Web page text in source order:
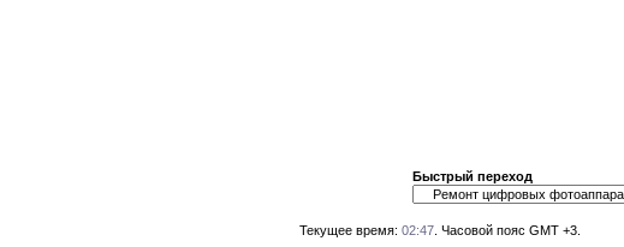
Быстрый переход
Текущее время: 02:47 . Часовой пояс GMT +3.